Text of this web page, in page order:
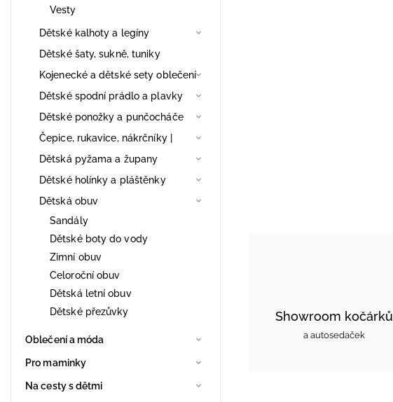
Vesty
Dětské kalhoty a legíny
Dětské šaty, sukně, tuniky
Kojenecké a dětské sety oblečení
Dětské spodní prádlo a plavky
Dětské ponožky a punčocháče
Čepice, rukavice, nákrčníky |
Dětská pyžama a župany
Dětské holínky a pláštěnky
Dětská obuv
Sandály
Dětské boty do vody
Zimní obuv
Celoroční obuv
Dětská letní obuv
Dětské přezůvky
Oblečení a móda
Pro maminky
Na cesty s dětmi
Showroom kočárků
a autosedaček